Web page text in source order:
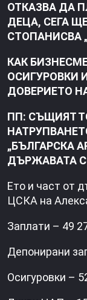
ОТКАЗВА ДА
ДЕЦА, СЕГА
СТОПАНИСВА
КАК
ОСИГУРОВКИ
ДОВЕРИЕТО
ПП: СЪЩИЯТ
„БЪЛГАРСКА
ДЪРЖАВАТА
Ето и част от
ЦСКА на
Заплати – 49
Депонирани
Осигуровки –